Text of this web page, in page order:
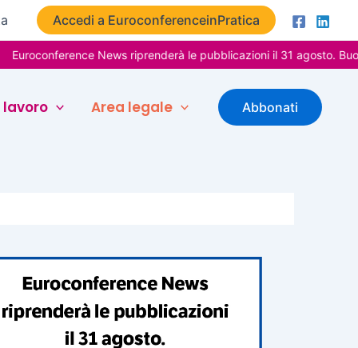
Accedi a EuroconferenceinPratica
News riprenderà le pubblicazioni il 31 agosto. Buone
lavoro Area legale Abbonati